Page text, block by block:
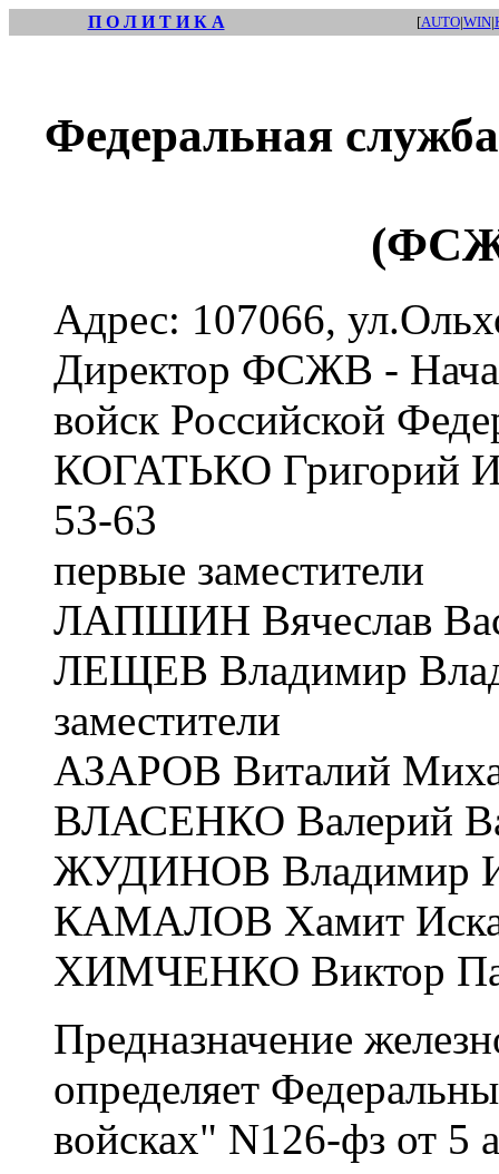
П О Л И Т И К А [AUTO|WIN|
Федеральная
Адрес: 107066,
Директор ФСЖВ -
войск Российской
КОГАТЬКО Григорий
53-63
первые заместители
ЛАПШИН Вячеслав
ЛЕЩЕВ Владимир
заместители
АЗАРОВ Виталий
ВЛАСЕНКО Валерий
ЖУДИНОВ Владимир
КАМАЛОВ Хамит
ХИМЧЕНКО Виктор
Предназначение
определяет
войсках" N126-фз от 5